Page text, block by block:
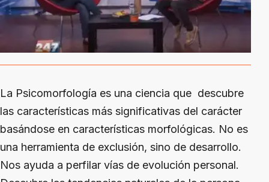
La Psicomorfología es una ciencia que descubre
las características más significativas del carácter
basándose en características morfológicas. No es
una herramienta de exclusión, sino de desarrollo.
Nos ayuda a perfilar vías de evolución personal.